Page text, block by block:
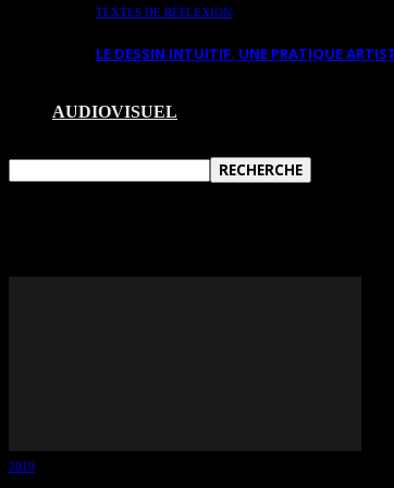
TEXTES DE RÉFLEXION
LE DESSIN INTUITIF. UNE PRATIQUE
AUDIOVISUEL
2019